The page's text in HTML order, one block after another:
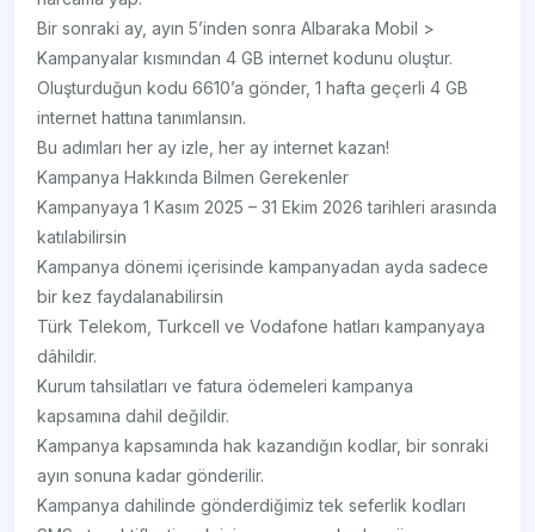
Bir sonraki ay, ayın 5’inden sonra Albaraka Mobil >
Kampanyalar kısmından 4 GB internet kodunu oluştur.
Oluşturduğun kodu 6610’a gönder, 1 hafta geçerli 4 GB
internet hattına tanımlansın.
Bu adımları her ay izle, her ay internet kazan!
Kampanya Hakkında Bilmen Gerekenler
Kampanyaya 1 Kasım 2025 – 31 Ekim 2026 tarihleri arasında
katılabilirsin
Kampanya dönemi içerisinde kampanyadan ayda sadece
bir kez faydalanabilirsin
Türk Telekom, Turkcell ve Vodafone hatları kampanyaya
dâhildir.
Kurum tahsilatları ve fatura ödemeleri kampanya
kapsamına dahil değildir.
Kampanya kapsamında hak kazandığın kodlar, bir sonraki
ayın sonuna kadar gönderilir.
Kampanya dahilinde gönderdiğimiz tek seferlik kodları